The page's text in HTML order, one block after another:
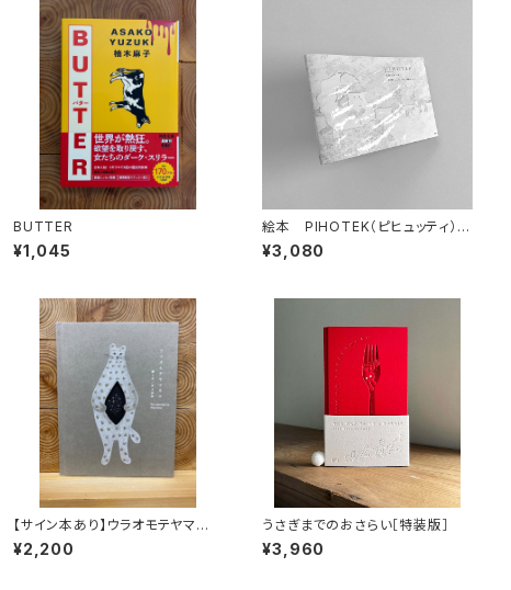
BUTTER
¥1,045
絵本 PIHOTEK（ピヒュッティ）
北極を風と歩く
¥3,080
【サイン本あり】ウラオモテヤマネ
コ
¥2,200
うさぎまでのおさらい［特装版］
¥3,960